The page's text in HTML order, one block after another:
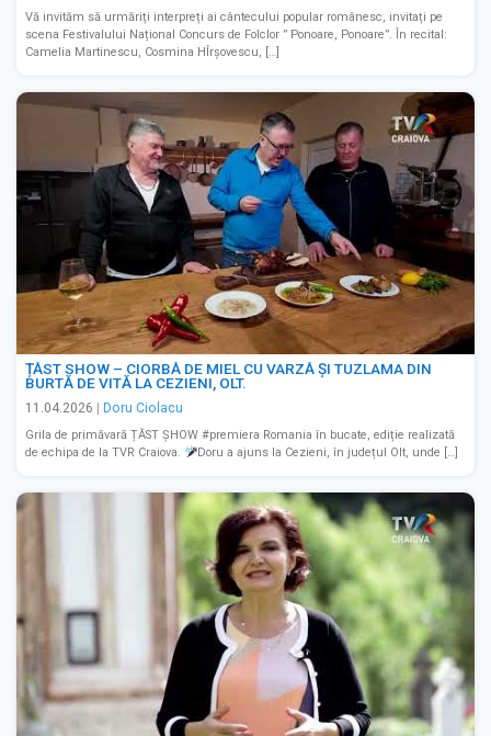
Vă invităm să urmăriți interpreți ai cântecului popular românesc, invitați pe
scena Festivalului Național Concurs de Folclor ” Ponoare, Ponoare”. În recital:
Camelia Martinescu, Cosmina HÎrșovescu, […]
ȚĂST SHOW – CIORBĂ DE MIEL CU VARZĂ ȘI TUZLAMA DIN
BURTĂ DE VITĂ LA CEZIENI, OLT.
11.04.2026 Doru Ciolacu
Grila de primăvară ȚĂST ȘHOW #premiera Romania în bucate, ediție realizată
de echipa de la TVR Craiova.
Doru a ajuns la Cezieni, în județul Olt, unde […]